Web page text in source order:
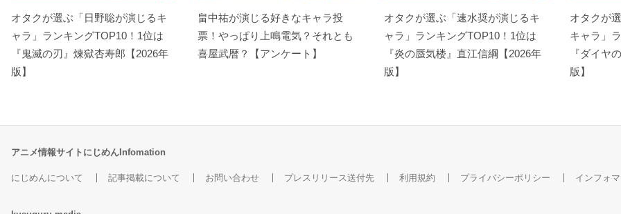
オタクが選ぶ「日野聡が演じるキ
ャラ」ランキングTOP10！1位は
『鬼滅の刃』煉󠄁獄杏寿郎【2026年
版】
畠中祐が演じる好きなキャラ投
票！やっぱり上鳴電気？それとも
喜屋武暦？【アンケート】
オタクが選ぶ「速水奨が演じるキ
ャラ」ランキングTOP10！1位は
『炎の蜃気楼』直江信綱【2026年
版】
オタクが
キャラ」
『ダイヤ
版】
アニメ情報サイトにじめんInfomation
にじめんについて 記事掲載について お問い合わせ プレスリリース送付先 利用規約 プライバシーポリシー インフォ